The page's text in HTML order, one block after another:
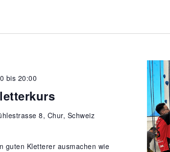
bis 20:00
8, Chur, Schweiz
guten Kletterer ausmachen wie